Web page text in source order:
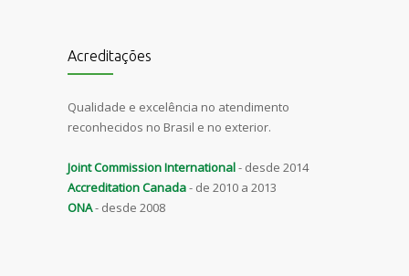
Acreditações
Qualidade e excelência no atendimento
reconhecidos no Brasil e no exterior.
Joint Commission International- desde 2014
Accreditation Canada- de 2010 a 2013
ONA- desde 2008